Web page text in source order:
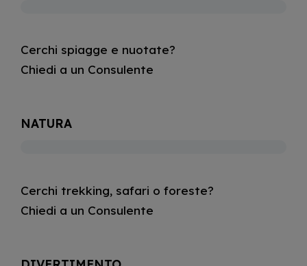
Cerchi spiagge e nuotate?
Chiedi a un Consulente
NATURA
Cerchi trekking, safari o foreste?
Chiedi a un Consulente